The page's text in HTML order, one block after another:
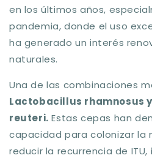
en los últimos años,
pandemia, donde el uso
ha generado un interés
naturales.
Una de las combinaciones
Lactobacillus rhamnosus
reuteri. Estas cepas han
capacidad para colonizar la
reducir la recurrencia de